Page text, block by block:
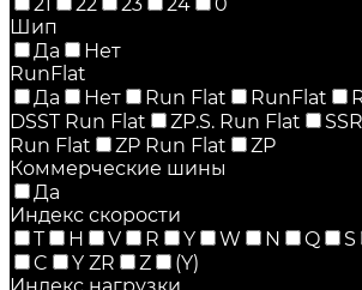
Шип
Да
Нет
RunFlat
Да
Нет Run Flat RunFlat
DSST Run Flat
ZP.S. Run Flat
Run Flat
ZP Run Flat
ZP
Коммерческие шины
Да
Индекс скорости
T
H V R Y W N Q S
C
Y ZR Z
(Y)